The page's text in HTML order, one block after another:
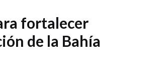
fortalecer
de la Bahía